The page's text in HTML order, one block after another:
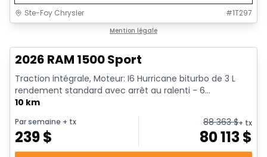
Ste-Foy Chrysler #1T297
Mention légale
2026 RAM 1500 Sport
Traction intégrale, Moteur: I6 Hurricane biturbo de 3 L
rendement standard avec arrêt au ralenti - 6...
10 km
Par semaine + tx
239$
88 363$+ tx
80 113$